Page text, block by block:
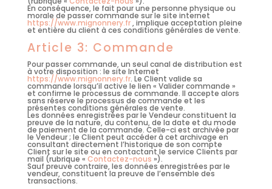
En conséquence, le fait pour une personne physique ou
morale de passer commande sur le site internet
https://www.mignonnery.fr, implique acceptation pleine
et entière du client à ces conditions générales de vente.
Article 3: Commande
Pour passer commande, un seul canal de distribution est
à votre disposition : le site Internet
https://www.mignonnery.fr. Le Client valide sa
commande lorsqu’il active le lien « Valider commande »
et confirme le processus de commande. Il accepte alors
sans réserve le processus de commande et les
présentes conditions générales de vente.
Les données enregistrées par le Vendeur constituent la
preuve de la nature, du contenu, de la date et du mode
de paiement de la commande. Celle-ci est archivée par
le Vendeur ; le Client peut accéder à cet archivage en
consultant directement l’historique de son compte
Client sur le site ou en contactant le service Clients par
mail (rubrique « Contactez-nous »).
Sauf preuve contraire, les données enregistrées par le
vendeur, constituent la preuve de l’ensemble des
transactions.